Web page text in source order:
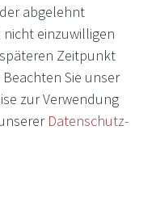
abgelehnt
einzuwilligen
Zeitpunkt
Sie unser
zur Verwendung
Daten­schutz­